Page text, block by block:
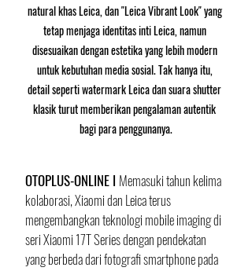
natural khas Leica, dan "Leica Vibrant Look" yang
tetap menjaga identitas inti Leica, namun
disesuaikan dengan estetika yang lebih modern
untuk kebutuhan media sosial. Tak hanya itu,
detail seperti watermark Leica dan suara shutter
klasik turut memberikan pengalaman autentik
bagi para penggunanya.
OTOPLUS-ONLINE I Memasuki tahun kelima
kolaborasi, Xiaomi dan Leica terus
mengembangkan teknologi mobile imaging di
seri Xiaomi 17T Series dengan pendekatan
yang berbeda dari fotografi smartphone pada